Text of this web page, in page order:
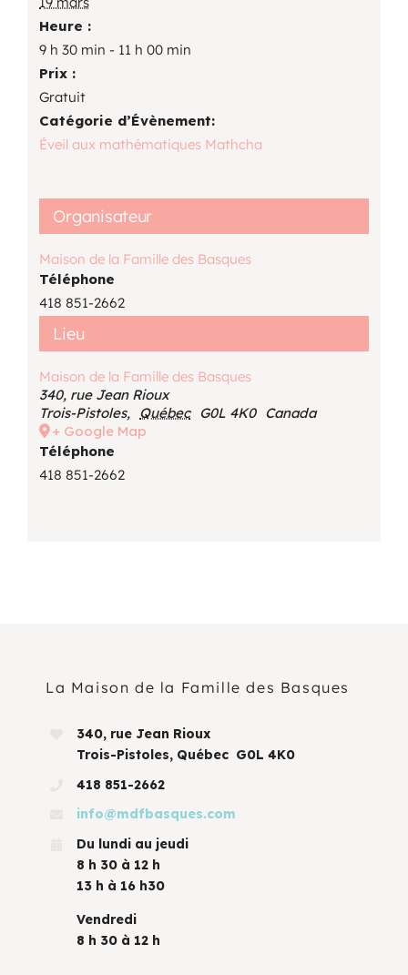
Heure :
9 h 30 min - 11 h 00 min
Prix :
Gratuit
Catégorie d’Évènement:
Éveil aux mathématiques Mathcha
Lieu
Maison de la Famille des Basques
340, rue Jean Rioux
Trois-Pistoles, Québec G0L 4K0 Canada
+ Google Map
Téléphone
418 851-2662
Organisateur
Maison de la Famille des Basques
Téléphone
418 851-2662
La Maison de la Famille des Basques
340, rue Jean Rioux
Trois-Pistoles, Québec G0L 4K0
418 851-2662
info@mdfbasques.com
Du lundi au jeudi
8 h 30 à 12 h
13 h à 16 h30
Vendredi
8 h 30 à 12 h